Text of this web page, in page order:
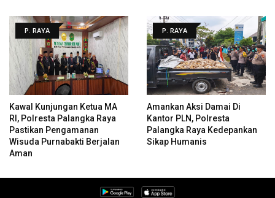
P. RAYA
Kawal Kunjungan Ketua MA
RI, Polresta Palangka Raya
Pastikan Pengamanan
Wisuda Purnabakti Berjalan
Aman
P. RAYA
Amankan Aksi Damai Di
Kantor PLN, Polresta
Palangka Raya Kedepankan
Sikap Humanis